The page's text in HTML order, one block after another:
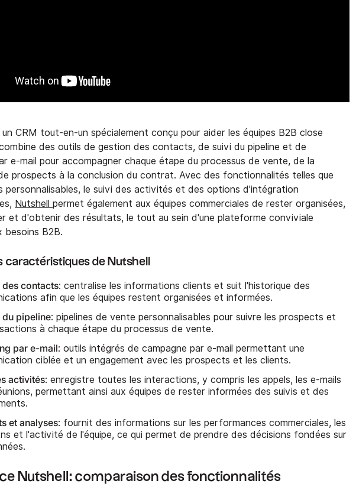
CRM tout-en-un spécialement conçu pour aider les équipes B2B close
des outils de gestion des contacts, de suivi du pipeline et de
e-mail pour accompagner chaque étape du processus de vente, de la
prospects à la conclusion du contrat. Avec des fonctionnalités telles que
personnalisables, le suivi des activités et des options d'intégration
Nutshellpermet également aux équipes commerciales de rester organisées,
et d'obtenir des résultats, le tout au sein d'une plateforme conviviale
besoins B2B.
caractéristiques de Nutshell
des contacts: centralise les informations clients et suit l'historique des
afin que les équipes restent organisées et informées.
du pipeline: pipelines de vente personnalisables pour suivre les prospects et
à chaque étape du processus de vente.
par e-mail: outils intégrés de campagne par e-mail permettant une
ciblée et un engagement avec les prospects et les clients.
activités: enregistre toutes les interactions, y compris les appels, les e-mails
permettant ainsi aux équipes de rester informées des suivis et des
et analyses: fournit des informations sur les performances commerciales, les
et l'activité de l'équipe, ce qui permet de prendre des décisions fondées sur
Nutshell: comparaison des fonctionnalités